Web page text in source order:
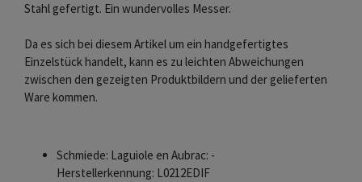
Stahl gefertigt. Ein wundervolles Messer.
Da es sich bei diesem Artikel um ein handgefertigtes
Einzelstück handelt, kann es zu leichten Abweichungen
zwischen den gezeigten Produktbildern und der gelieferten
Ware kommen.
Schmiede: Laguiole en Aubrac: -
Herstellerkennung: L0212EDIF